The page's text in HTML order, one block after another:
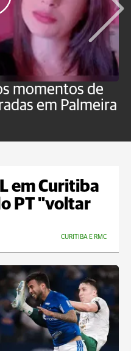
momentos de
em Palmeira
em Curitiba
PT "voltar
CURITIBA E RMC